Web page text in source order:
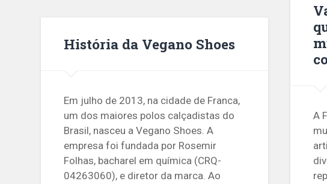
A
História da Vegano Shoes
Em julho de 2013, na cidade de Franca,
um dos maiores polos calçadistas do
Brasil, nasceu a Vegano Shoes. A
empresa foi fundada por Rosemir
Folhas, bacharel em química (CRQ-
04263060), e diretor da marca. Ao